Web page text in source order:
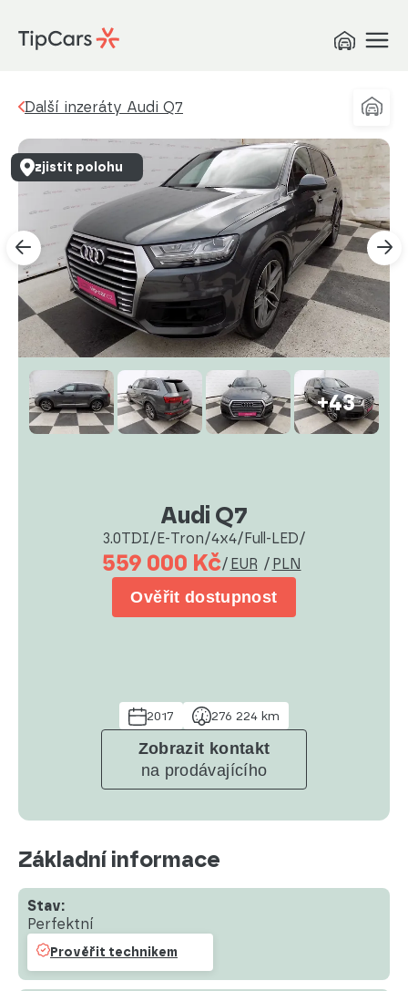
Další inzeráty Audi Q7
+43
Audi Q7
3.0TDI/E-Tron/4x4/Full-LED/
559 000 Kč/ EUR / PLN
Ověřit dostupnost
2017 276 224 km
Zobrazit kontakt
na prodávajícího
zjistit polohu
Základní informace
Stav:
Perfektní
Prověřit technikem